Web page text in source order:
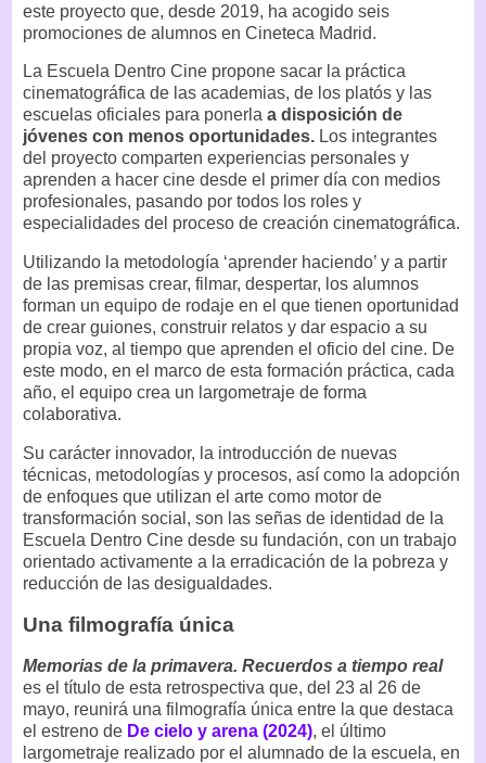
este proyecto que, desde 2019, ha acogido seis
promociones de alumnos en Cineteca Madrid.
La Escuela Dentro Cine propone sacar la práctica
cinematográfica de las academias, de los platós y las
escuelas oficiales para ponerla a disposición de
jóvenes con menos oportunidades. Los integrantes
del proyecto comparten experiencias personales y
aprenden a hacer cine desde el primer día con medios
profesionales, pasando por todos los roles y
especialidades del proceso de creación cinematográfica.
Utilizando la metodología ‘aprender haciendo’ y a partir
de las premisas crear, filmar, despertar, los alumnos
forman un equipo de rodaje en el que tienen oportunidad
de crear guiones, construir relatos y dar espacio a su
propia voz, al tiempo que aprenden el oficio del cine. De
este modo, en el marco de esta formación práctica, cada
año, el equipo crea un largometraje de forma
colaborativa.
Su carácter innovador, la introducción de nuevas
técnicas, metodologías y procesos, así como la adopción
de enfoques que utilizan el arte como motor de
transformación social, son las señas de identidad de la
Escuela Dentro Cine desde su fundación, con un trabajo
orientado activamente a la erradicación de la pobreza y
reducción de las desigualdades.
Una filmografía única
Memorias de la primavera. Recuerdos a tiempo real
es el título de esta retrospectiva que, del 23 al 26 de
mayo, reunirá una filmografía única entre la que destaca
el estreno de De cielo y arena (2024), el último
largometraje realizado por el alumnado de la escuela, en